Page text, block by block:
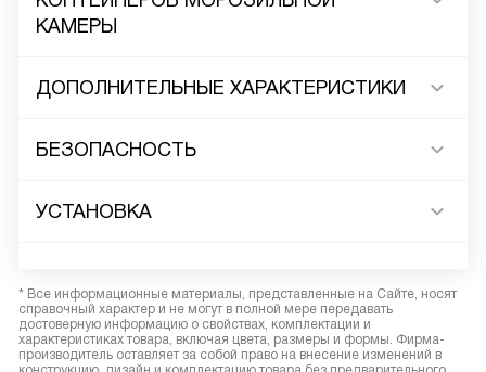
КАМЕРЫ
ДОПОЛНИТЕЛЬНЫЕ ХАРАКТЕРИСТИКИ
БЕЗОПАСНОСТЬ
УСТАНОВКА
* Все информационные материалы, представленные на Сайте, носят
справочный характер и не могут в полной мере передавать
достоверную информацию о свойствах, комплектации и
характеристиках товара, включая цвета, размеры и формы. Фирма-
производитель оставляет за собой право на внесение изменений в